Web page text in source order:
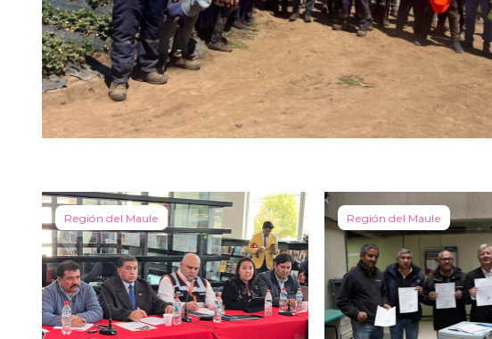
Región del Maule Región del Maule